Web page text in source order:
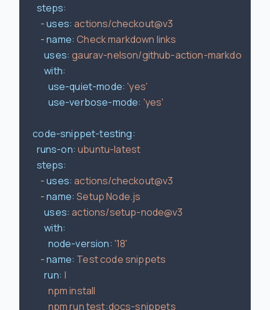
steps:
-uses: actions/checkout@v3
-name: Checkmarkdown links
uses: gaurav-nelson/github-action-markdown-
with:
use-quiet-mode: 'yes'
use-verbose-mode: 'yes'
code-snippet-testing:
runs-on: ubuntu-latest
steps:
-uses: actions/checkout@v3
-name: SetupNode.js
uses: actions/setup-node@v3
with:
node-version: '18'
-name: Testcodesnippets
run: |
          npm install